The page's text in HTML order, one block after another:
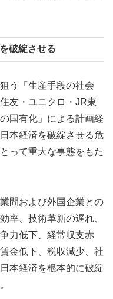
破綻させる
う「生産手段の社会
友・ユニクロ・JR東
国有化」による計画経
本経済を破綻させる危
って重大な事態をもた
間および外国企業との
率、技術革新の遅れ、
力低下、経常収支赤
金低下、税収減少、社
本経済を根本的に破綻